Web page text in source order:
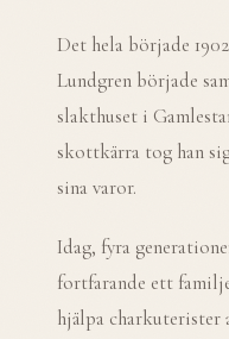
Det hela började
Lundgren började
slakthuset i
skottkärra tog han
sina varor.
Idag, fyra
fortfarande ett
hjälpa charkuterister